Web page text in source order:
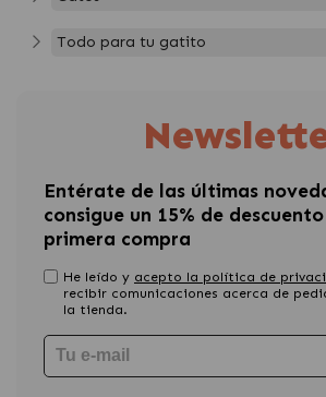
Todo para tu gatito
Entérate de las últimas
consigue un 15% de
primera compra
He leído y acepto la política de
recibir comunicaciones acerca de
la tienda.